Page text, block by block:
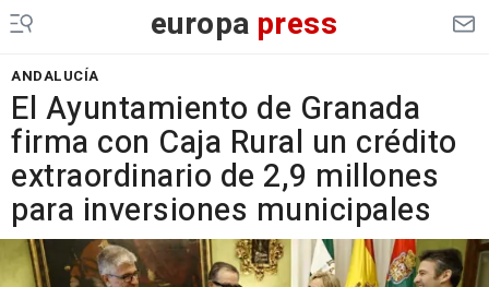
europa press
ANDALUCÍA
El Ayuntamiento de Granada
firma con Caja Rural un crédito
extraordinario de 2,9 millones
para inversiones municipales